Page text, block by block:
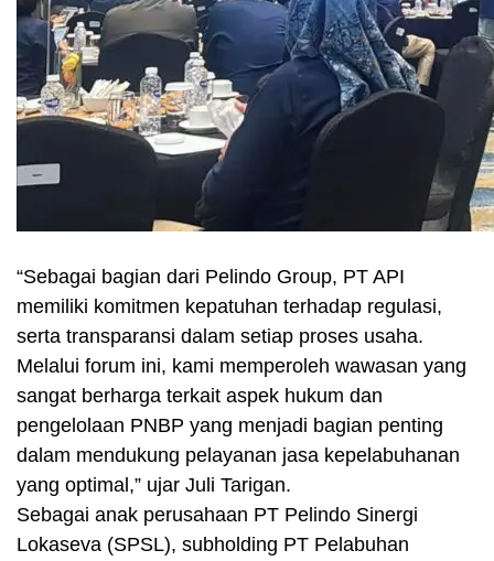
“Sebagai bagian dari Pelindo Group, PT API
memiliki komitmen kepatuhan terhadap regulasi,
serta transparansi dalam setiap proses usaha.
Melalui forum ini, kami memperoleh wawasan yang
sangat berharga terkait aspek hukum dan
pengelolaan PNBP yang menjadi bagian penting
dalam mendukung pelayanan jasa kepelabuhanan
yang optimal,” ujar Juli Tarigan.
Sebagai anak perusahaan PT Pelindo Sinergi
Lokaseva (SPSL), subholding PT Pelabuhan